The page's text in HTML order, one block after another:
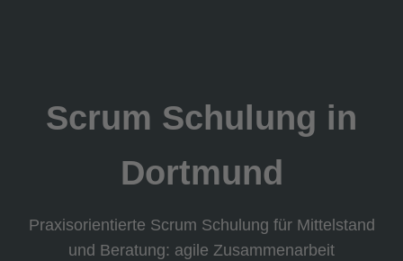
Scrum Schulung in
Dortmund
Praxisorientierte Scrum Schulung für Mittelstand
und Beratung: agile Zusammenarbeit